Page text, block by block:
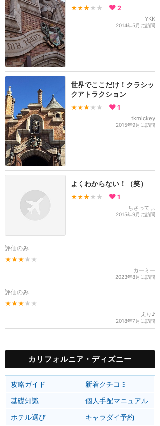
★★★ ★★ 2
YKK
2014年5月に訪問
世界でここだけ！クラシッ
クアトラクション
★★★ ★★ 1
tkmickey
2015年9月に訪問
よくわからない！（笑）
★★★ ★★ 1
ちさってぃ
2015年9月に訪問
評価のみ
★★★ ★★
カーミー
2023年8月に訪問
評価のみ
★★★ ★★
えり♪
2018年7月に訪問
カリフォルニア・ディズニー
攻略ガイド
新着クチコミ
基礎知識
個人手配マニュアル
ホテル選び
キャラダイ予約